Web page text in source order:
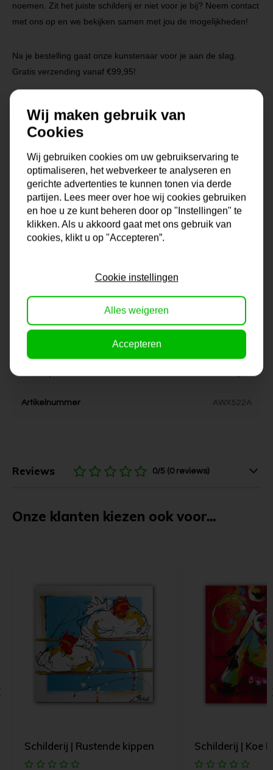
noemen. Zit het juiste schilderij er niet voor je bij? Neem contact
met ons op en we bekijken samen met jou de mogelijkheden!
Na je bestelling gaat onze kunstenaar voor je aan de slag.
Gratis verzending vanaf €99,95!
Specificaties
Maat 0x0x0 cm
Korte omschrijving
Origineel schilderij van onze
eigen kunstenaars
Formaat
60x60, 80x80, 90x90,
100x100, 120x120, 150x150
Stijl kleurrijk, vrolijk
Kleur
rood, groen, geel, zwart,
Artikelnummer AWX522A
Reviews 0/5 (0 reviews)
Onze klanten kiezen ook voor...
Schilderij | Rustende kippen Schilderij | Koe
Wij maken gebruik van
Cookies
Wij gebruiken cookies om uw gebruikservaring te
optimaliseren, het webverkeer te analyseren en
gerichte advertenties te kunnen tonen via derde
partijen. Lees meer over hoe wij cookies gebruiken
en hoe u ze kunt beheren door op "Instellingen" te
klikken. Als u akkoord gaat met ons gebruik van
cookies, klikt u op "Accepteren”.
Cookie instellingen
Alles weigeren
Accepteren